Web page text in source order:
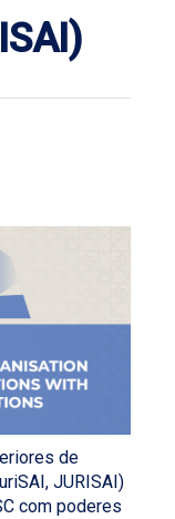
de
JURISAI)
com poderes